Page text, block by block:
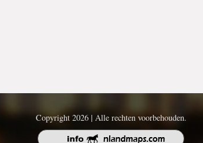
Copyright 2026 | Alle rechten voorbehouden.